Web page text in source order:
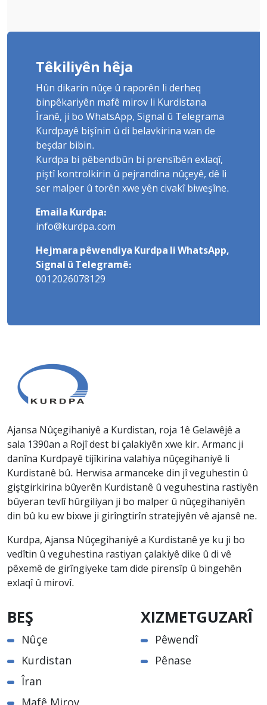
Têkiliyên hêja
Hûn dikarin nûçe û raporên li derheq
binpêkariyên mafê mirov li Kurdistana
Îranê, ji bo WhatsApp, Signal û Telegrama
Kurdpayê bişînin û di belavkirina wan de
beşdar bibin.
Kurdpa bi pêbendbûn bi prensîbên exlaqî,
piştî kontrolkirin û pejrandina nûçeyê, dê li
ser malper û torên xwe yên civakî biweşîne.
Emaila Kurdpa:
info@kurdpa.com
Hejmara pêwendiya Kurdpa li WhatsApp,
Signal û Telegramê:
0012026078129
Ajansa Nûçegihaniyê a Kurdistan, roja 1ê Gelawêjê a
sala 1390an a Rojî dest bi çalakiyên xwe kir. Armanc ji
danîna Kurdpayê tijîkirina valahiya nûçegihaniyê li
Kurdistanê bû. Herwisa armanceke din jî veguhestin û
giştgirkirina bûyerên Kurdistanê û veguhestina rastiyên
bûyeran tevlî hûrgiliyan ji bo malper û nûçegihaniyên
din bû ku ew bixwe ji girîngtirîn stratejiyên vê ajansê ne.
Kurdpa, Ajansa Nûçegihaniyê a Kurdistanê ye ku ji bo
vedîtin û veguhestina rastiyan çalakiyê dike û di vê
pêxemê de girîngiyeke tam dide pirensîp û bingehên
exlaqî û mirovî.
BEŞ
Nûçe
Kurdistan
Îran
XIZMETGUZARÎ
Pêwendî
Pênase